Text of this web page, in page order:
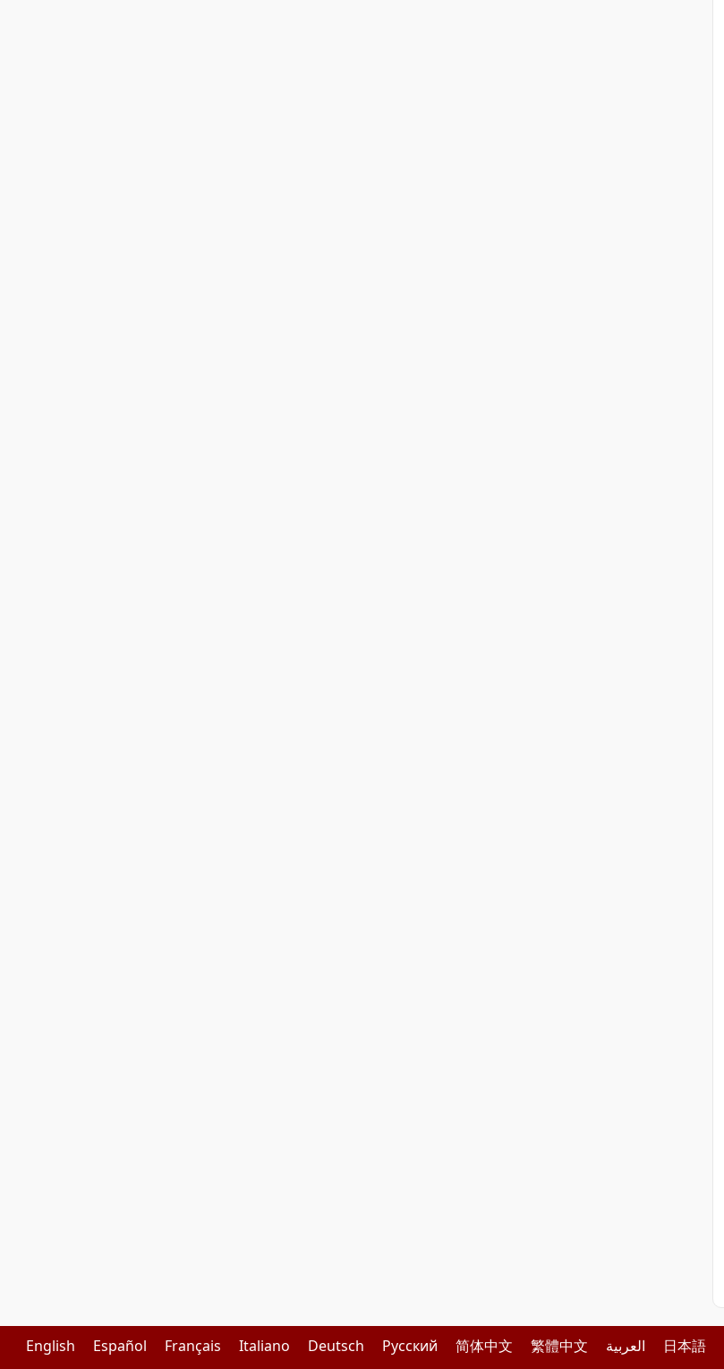
English Español Français Italiano Deutsch Pусский 简体中文 繁體中文 العربية 日本語